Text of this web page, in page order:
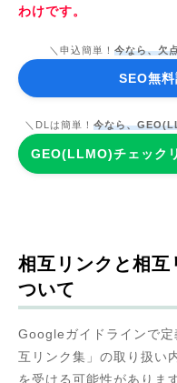
わけです。
＼申込簡単！ 今なら、欠
SEO無
＼DLは簡単！ 今なら、
GEO(LLMO)チェック
相互リンクと相互
ついて
Googleガイドラインで
互リンク集」の取り扱い
を受ける可能性がありま